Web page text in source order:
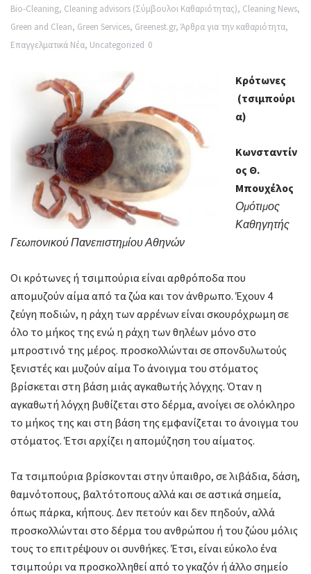
Bio-Cleaning, Cleaning advisors (Σύμβουλοι Καθαριότητας), Cleaning News,
Green and Clean, Green Services, Greenest.gr, Άρθρα για την καθαριότητα,
Επαγγελματικά Νέα, Uncategorized 0
Κρότωνες
(τσιμπούρι
α)
Κωνσταντίν
ος Θ.
Μπουχέλος
Ομότιμος
Καθηγητής
Γεωπονικού Πανεπιστημίου Αθηνών
Οι κρότωνες ή τσιμπούρια είναι αρθρόποδα που
απομυζούν αίμα από τα ζώα και τον άνθρωπο. Έχουν 4
ζεύγη ποδιών, η ράχη των αρρένων είναι σκουρόχρωμη σε
όλο το μήκος της ενώ η ράχη των θηλέων μόνο στο
μπροστινό της μέρος. προσκολλώνται σε σπονδυλωτούς
ξενιστές και μυζούν αίμα Το άνοιγμα του στόματος
βρίσκεται στη βάση μιάς αγκαθωτής λόγχης. Όταν η
αγκαθωτή λόγχη βυθίζεται στο δέρμα, ανοίγει σε ολόκληρο
το μήκος της και στη βάση της εμφανίζεται το άνοιγμα του
στόματος. Έτσι αρχίζει η απομύζηση του αίματος.
Τα τσιμπούρια βρίσκονται στην ύπαιθρο, σε λιβάδια, δάση,
θαμνότοπους, βαλτότοπους αλλά και σε αστικά σημεία,
όπως πάρκα, κήπους. Δεν πετούν και δεν πηδούν, αλλά
προσκολλώνται στο δέρμα του ανθρώπου ή του ζώου μόλις
τους το επιτρέψουν οι συνθήκες. Έτσι, είναι εύκολο ένα
τσιμπούρι να προσκολληθεί από το γκαζόν ή άλλο σημείο